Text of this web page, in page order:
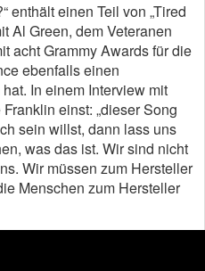
enthält einen Teil von „Tired
Al Green, dem Veteranen
acht Grammy Awards für die
ebenfalls einen
In einem Interview mit
einst: „dieser Song
sein willst, dann lass uns
was das ist. Wir sind nicht
Wir müssen zum Hersteller
Menschen zum Hersteller